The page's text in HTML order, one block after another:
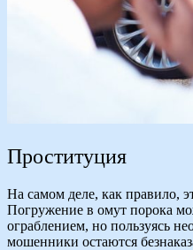
Проституция
На самом деле, как правило,
Погружение в омут порока
ограблением, но пользуясь
мошенники остаются